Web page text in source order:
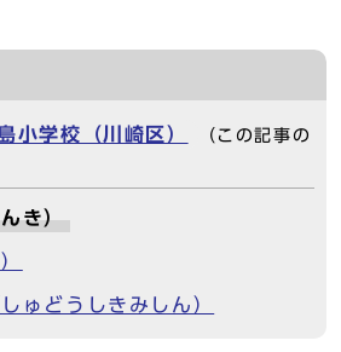
小学校（川崎区）
（この記事の
き）
ゅどうしきみしん）